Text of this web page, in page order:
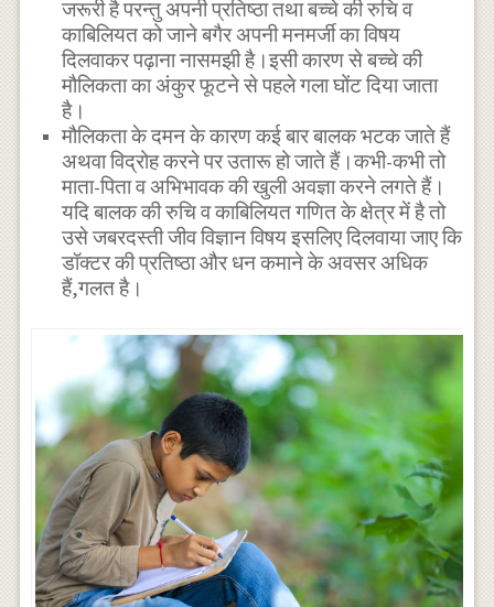
जरूरी है परन्तु अपनी प्रतिष्ठा तथा बच्चे की रुचि व
काबिलियत को जाने बगैर अपनी मनमर्जी का विषय
दिलवाकर पढ़ाना नासमझी है।इसी कारण से बच्चे की
मौलिकता का अंकुर फूटने से पहले गला घोंट दिया जाता
है।
मौलिकता के दमन के कारण कई बार बालक भटक जाते हैं
अथवा विद्रोह करने पर उतारू हो जाते हैं।कभी-कभी तो
माता-पिता व अभिभावक की खुली अवज्ञा करने लगते हैं।
यदि बालक की रुचि व काबिलियत गणित के क्षेत्र में है तो
उसे जबरदस्ती जीव विज्ञान विषय इसलिए दिलवाया जाए कि
डॉक्टर की प्रतिष्ठा और धन कमाने के अवसर अधिक
हैं,गलत है।